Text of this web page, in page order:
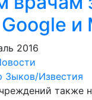
и
2016
также